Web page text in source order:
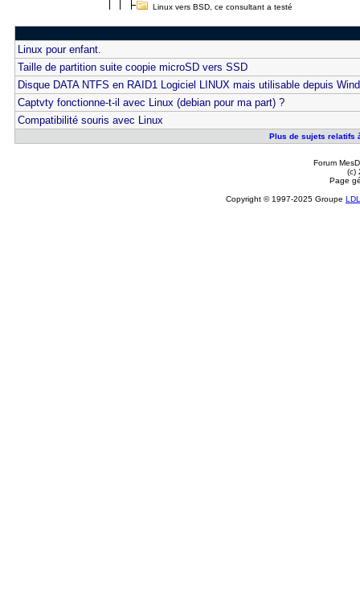
Linux vers BSD, ce consultant a testé
Linux pour enfant.
Taille de partition suite coopie microSD vers SSD
Disque DATA NTFS en RAID1 Logiciel LINUX mais utilisable depuis
Captvty fonctionne-t-il avec Linux (debian pour ma part) ?
Compatibilité souris avec Linux
Plus de sujets relatifs
Forum
(c)
Page
Copyright © 1997-2025 Groupe